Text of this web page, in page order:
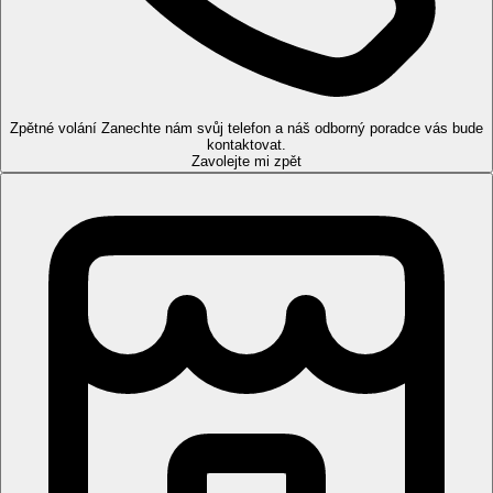
597 pokojů, výtah, vstupní hala s recepcí, lobby bar, hlavní
restaurace s terasou, několik restaurací, několik barů, obchody, 2
konferenční místnosti, vnitřní bazén s jacuzzy a dětskou částí. V
rozsáhlé zahradě 3 bazény (1 s barem, 1 s jacuzzi), terasy na
Dvoulůžkový pokoj, Výhled park:koupelna/WC (vysoušeč
pantofle, balkon nebo terasa.
Ostatní typy pokojů
(pokud není uvedeno jinak, mají pokoje
Dvoulůžkový pokoj, Výhled moře:
Dvoulůžkový pokoj, Deluxe:
prostornější, rozkládací
pohovka
Dvoulůžkový pokoj, Deluxe, Frontal Sea View:
prostornější, rozkládací pohovka, v přední části hotelu,
výhledem na moře, služby PREFERRED CLUBU
Dvoulůžkový pokoj, Club, Deluxe, Frontal Sea View:
Zpětné volání Zanechte nám svůj telefon a náš odborný poradce vás bude
kontaktovat.
Zavolejte mi zpět